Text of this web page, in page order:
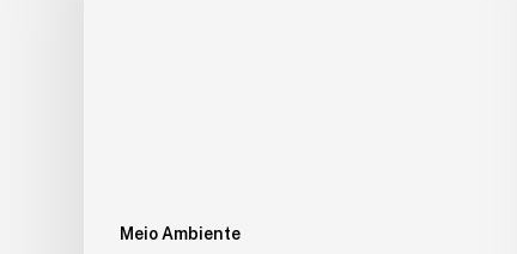
Meio Ambiente